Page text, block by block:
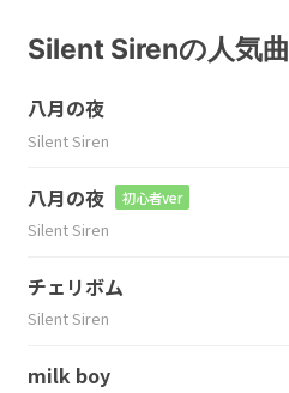
Silent Sirenの人気曲
八月の夜
Silent Siren
八月の夜 初心者ver
Silent Siren
チェリボム
Silent Siren
milk boy